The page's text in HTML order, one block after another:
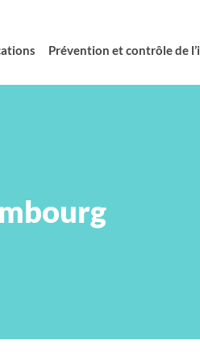
Prévention et contrôle de